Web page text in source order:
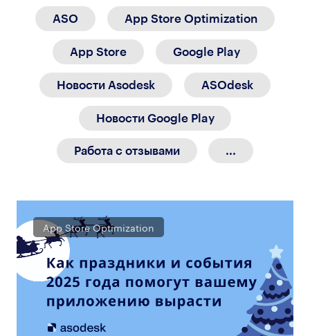
ASO App Store Optimization
App Store Google Play
Новости Asodesk ASOdesk
Новости Google Play
Работа с отзывами ...
App Store Optimization